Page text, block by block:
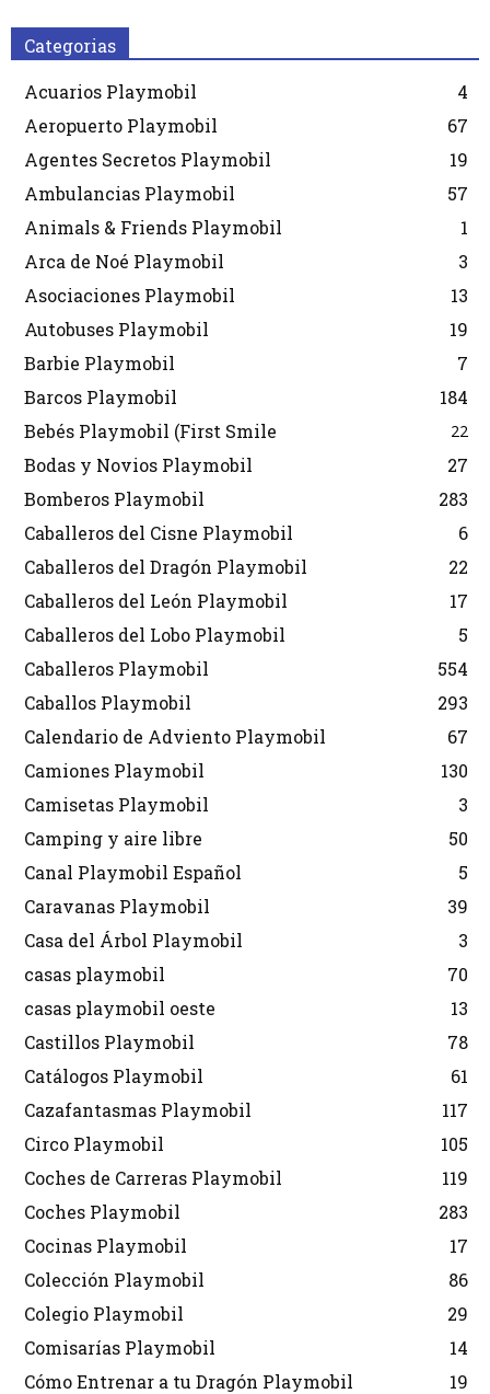
Categorias
Acuarios Playmobil
4
Aeropuerto Playmobil
67
Agentes Secretos Playmobil
19
Ambulancias Playmobil
57
Animals & Friends Playmobil
1
Arca de Noé Playmobil
3
Asociaciones Playmobil
13
Autobuses Playmobil
19
Barbie Playmobil
7
Barcos Playmobil
184
Bebés Playmobil (First Smile
22
Bodas y Novios Playmobil
27
Bomberos Playmobil
283
Caballeros del Cisne Playmobil
6
Caballeros del Dragón Playmobil
22
Caballeros del León Playmobil
17
Caballeros del Lobo Playmobil
5
Caballeros Playmobil
554
Caballos Playmobil
293
Calendario de Adviento Playmobil
67
Camiones Playmobil
130
Camisetas Playmobil
3
Camping y aire libre
50
Canal Playmobil Español
5
Caravanas Playmobil
39
Casa del Árbol Playmobil
3
casas playmobil
70
casas playmobil oeste
13
Castillos Playmobil
78
Catálogos Playmobil
61
Cazafantasmas Playmobil
117
Circo Playmobil
105
Coches de Carreras Playmobil
119
Coches Playmobil
283
Cocinas Playmobil
17
Colección Playmobil
86
Colegio Playmobil
29
Comisarías Playmobil
14
Cómo Entrenar a tu Dragón Playmobil
19